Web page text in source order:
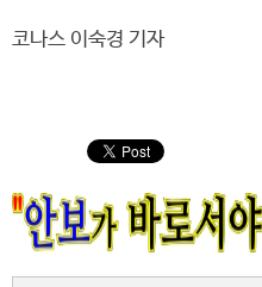
코나스 이숙경 기자